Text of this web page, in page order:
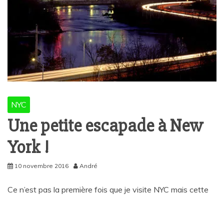
NYC
Une petite escapade à New
York !
10 novembre 2016 André
Ce n’est pas la première fois que je visite NYC mais cette